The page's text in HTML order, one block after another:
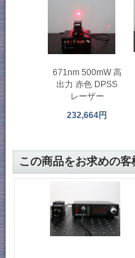
671nm 500mW 高
出力 赤色 DPSS
レーザー
232,664円
この商品をお求めの客